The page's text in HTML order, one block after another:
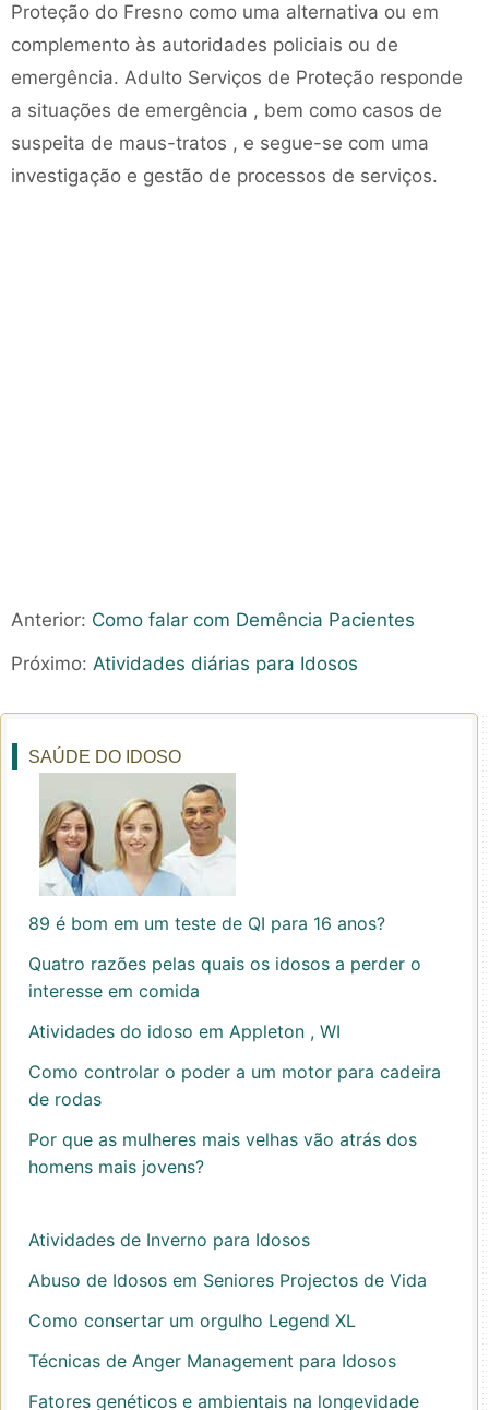
Proteção do Fresno como uma alternativa ou em
complemento às autoridades policiais ou de
emergência. Adulto Serviços de Proteção responde
a situações de emergência , bem como casos de
suspeita de maus-tratos , e segue-se com uma
investigação e gestão de processos de serviços.
Anterior: Como falar com Demência Pacientes
Próximo: Atividades diárias para Idosos
SAÚDE DO IDOSO
89 é bom em um teste de QI para 16 anos?
Quatro razões pelas quais os idosos a perder o
interesse em comida
Atividades do idoso em Appleton , WI
Como controlar o poder a um motor para cadeira
de rodas
Por que as mulheres mais velhas vão atrás dos
homens mais jovens?
Atividades de Inverno para Idosos
Abuso de Idosos em Seniores Projectos de Vida
Como consertar um orgulho Legend XL
Técnicas de Anger Management para Idosos
Fatores genéticos e ambientais na longevidade